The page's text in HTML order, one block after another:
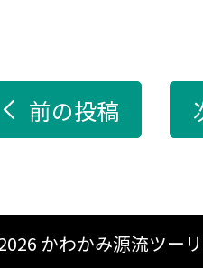
前の投稿
かわかみ源流ツー